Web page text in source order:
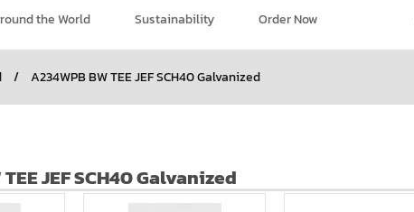
the World Sustainability Order Now
/ A234WPB BW TEE JEF SCH40 Galvanized
JEF SCH40 Galvanized